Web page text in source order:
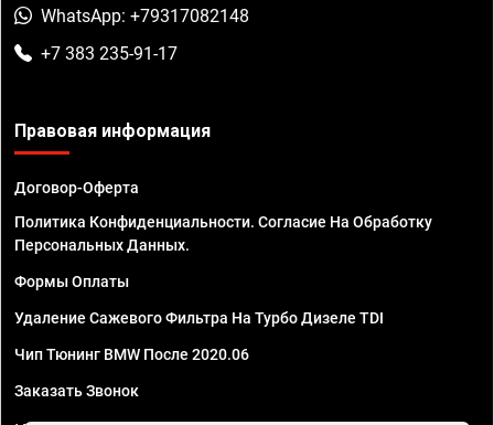
WhatsApp: +79317082148
+7 383 235-91-17
Правовая информация
Договор-Оферта
Политика Конфиденциальности. Согласие На Обработку
Персональных Данных.
Формы Оплаты
Удаление Сажевого Фильтра На Турбо Дизеле TDI
Чип Тюнинг BMW После 2020.06
Заказать Звонок